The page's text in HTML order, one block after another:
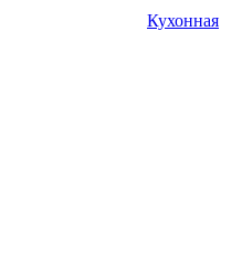
Кухонная